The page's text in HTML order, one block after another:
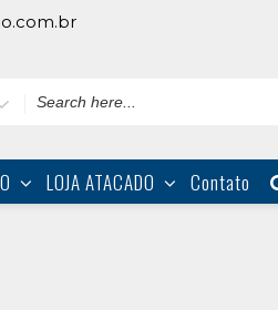
LOJA ATACADO Contato